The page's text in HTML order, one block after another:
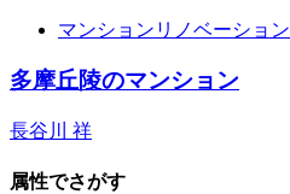
マンションリノベーション
多摩丘陵のマンション
長谷川 祥
属性でさがす